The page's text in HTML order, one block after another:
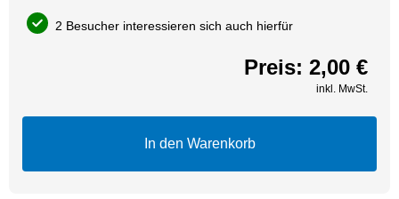
2 Besucher interessieren sich auch hierfür
Preis: 2,00 €
inkl. MwSt.
In den Warenkorb